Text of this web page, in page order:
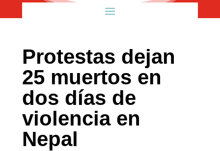
Protestas dejan
25 muertos en
dos días de
violencia en
Nepal